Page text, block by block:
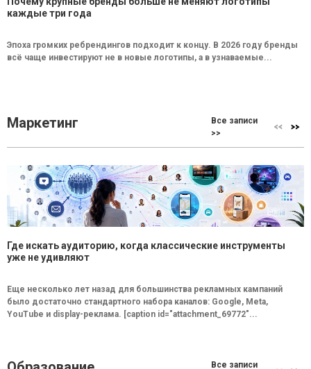
каждые три года
Эпоха громких ребрендингов подходит к концу. В 2026 году бренды
всё чаще инвестируют не в новые логотипы, а в узнаваемые...
Маркетинг
Все записи
>>
Где искать аудиторию, когда классические инструменты
уже не удивляют
Еще несколько лет назад для большинства рекламных кампаний
было достаточно стандартного набора каналов: Google, Meta,
YouTube и display-реклама. [caption id="attachment_69772"...
Все записи